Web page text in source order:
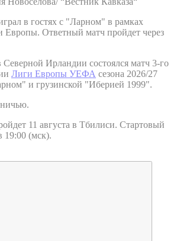
в гостях с "Ларном" в рамках
Ответный матч пройдет через
Северной Ирландии состоялся матч 3-го
Лиги Европы УЕФА сезона 2026/27
и грузинской "Иберией 1999".
11 августа в Тбилиси. Стартовый
19:00 (мск).